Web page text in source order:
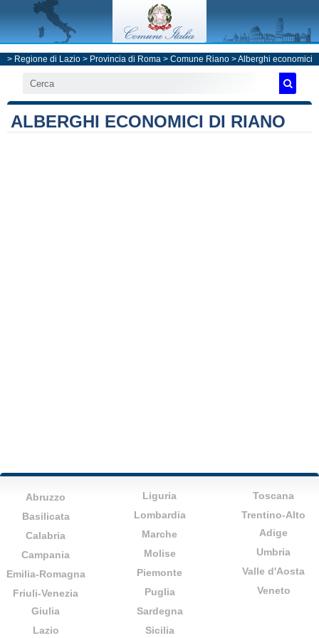
> Regione di Lazio> Provincia di Roma> Comune Riano> Alberghi economici
ALBERGHI ECONOMICI DI RIANO
Abruzzo
Basilicata
Calabria
Campania
Emilia-Romagna
Friuli-Venezia
Giulia
Lazio
Liguria
Lombardia
Marche
Molise
Piemonte
Puglia
Sardegna
Sicilia
Toscana
Trentino-Alto
Adige
Umbria
Valle d'Aosta
Veneto